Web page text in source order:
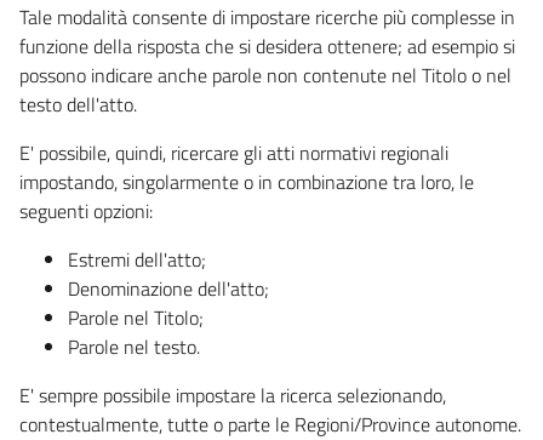
Tale modalità consente di impostare ricerche più complesse in
funzione della risposta che si desidera ottenere; ad esempio si
possono indicare anche parole non contenute nel Titolo o nel
testo dell'atto.
E' possibile, quindi, ricercare gli atti normativi regionali
impostando, singolarmente o in combinazione tra loro, le
seguenti opzioni:
Estremi dell'atto;
Denominazione dell'atto;
Parole nel Titolo;
Parole nel testo.
E' sempre possibile impostare la ricerca selezionando,
contestualmente, tutte o parte le Regioni/Province autonome.